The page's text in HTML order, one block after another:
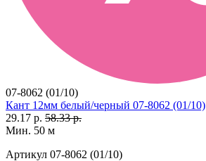
07-8062 (01/10)
Кант 12мм белый/черный 07-8062 (01/10)
29.17 р. 58.33 р.
Мин. 50 м
Артикул 07-8062 (01/10)